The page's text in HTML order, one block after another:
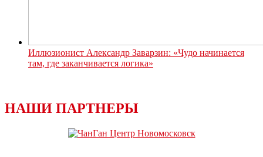
Иллюзионист Александр Заварзин: «Чудо начинается
там, где заканчивается логика»
НАШИ ПАРТНЕРЫ